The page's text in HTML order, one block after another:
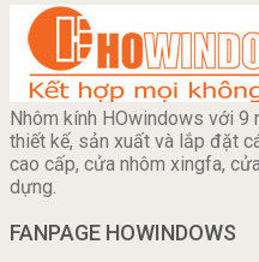
Nhôm kính HOwindows với 9
thiết kế, sản xuất và lắp đặt
cao cấp, cửa nhôm xingfa,
dựng.
FANPAGE HOWINDOWS